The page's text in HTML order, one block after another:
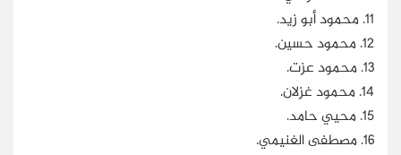
11. محمود أبو زيد.
12. محمود حسين.
13. محمود عزت.
14. محمود غزلان.
15. محيي حامد.
16. مصطفى الغنيمي.